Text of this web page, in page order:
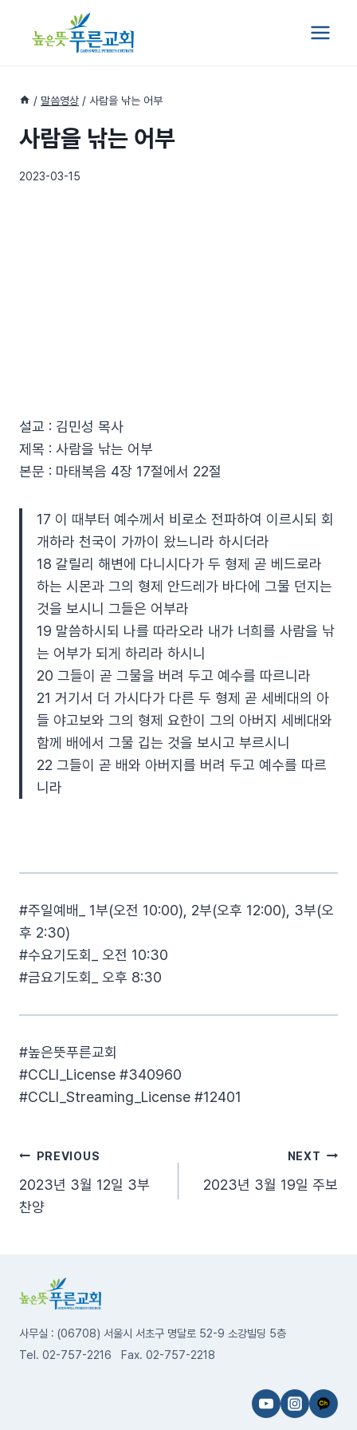
/ 말씀영상 / 사람을 낚는 어부
사람을 낚는 어부
2023-03-15
설교 : 김민성 목사
제목 : 사람을 낚는 어부
본문 : 마태복음 4장 17절에서 22절
17 이 때부터 예수께서 비로소 전파하여 이르시되 회
개하라 천국이 가까이 왔느니라 하시더라
18 갈릴리 해변에 다니시다가 두 형제 곧 베드로라
하는 시몬과 그의 형제 안드레가 바다에 그물 던지는
것을 보시니 그들은 어부라
19 말씀하시되 나를 따라오라 내가 너희를 사람을 낚
는 어부가 되게 하리라 하시니
20 그들이 곧 그물을 버려 두고 예수를 따르니라
21 거기서 더 가시다가 다른 두 형제 곧 세베대의 아
들 야고보와 그의 형제 요한이 그의 아버지 세베대와
함께 배에서 그물 깁는 것을 보시고 부르시니
22 그들이 곧 배와 아버지를 버려 두고 예수를 따르
니라
#주일예배_ 1부(오전 10:00), 2부(오후 12:00), 3부(오
후 2:30)
#수요기도회_ 오전 10:30
#금요기도회_ 오후 8:30
#높은뜻푸른교회​
#CCLI_License​ #340960​
#CCLI_Streaming_License​ #12401
글
탐
PREVIOUS
2023년 3월 12일 3부
찬양
NEXT
2023년 3월 19일 주보
사무실 : (06708) 서울시 서초구 명달로 52-9 소강빌딩 5층
Tel. 02-757-2216 Fax. 02-757-2218